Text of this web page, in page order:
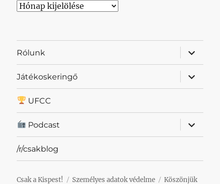
Archívum
Rólunk
almenü
Játékoskeringő
almenü
UFCC
Podcast
almenü
/r/csakblog
Csak a Kispest! Személyes adatok védelme
Köszönjük